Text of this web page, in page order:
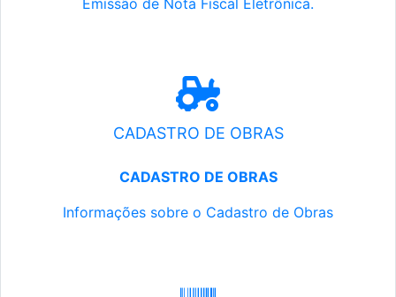
Emissão de Nota Fiscal Eletrônica.
CADASTRO DE OBRAS
CADASTRO DE OBRAS
Informações sobre o Cadastro de Obras